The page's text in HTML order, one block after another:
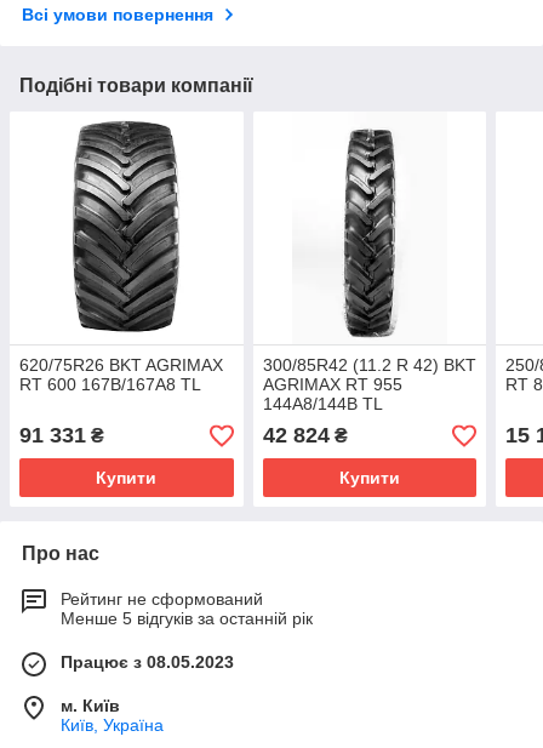
Всі умови повернення
Подібні товари компанії
620/75R26 BKT AGRIMAX
RT 600 167B/167A8 TL
91 331 ₴
Купити
300/85R42 (11.2 R 42) BKT
AGRIMAX RT 955
144A8/144B TL
42 824₴
Купити
250/
RT
15
Про нас
Рейтинг не сформований
Менше 5 відгуків за останній рік
Працює з 08.05.2023
м. Київ
Київ, Україна